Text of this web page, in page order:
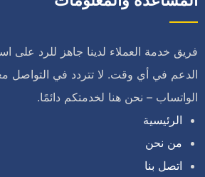
فريق خدمة العملاء لدينا جاهز للرد على
الدعم في أي وقت. لا تتردد في التواصل
الواتساب – نحن هنا لخدمتكم دائمًا.
الرئيسية
من نحن
اتصل بنا